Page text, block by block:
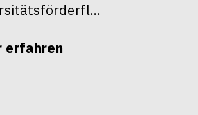
erfahren